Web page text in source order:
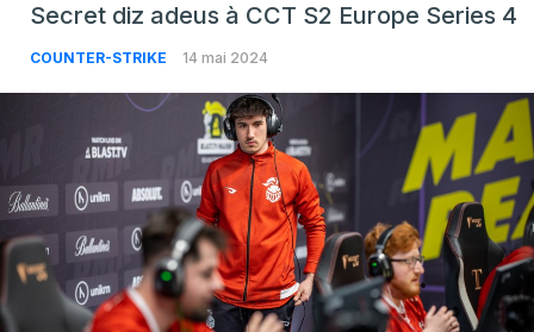
Secret diz adeus à CCT S2 Europe Series 4
COUNTER-STRIKE 14 mai 2024